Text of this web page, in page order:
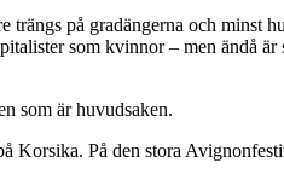
på gradängerna och minst
som kvinnor – men ändå
som är huvudsaken.
Korsika. På den stora